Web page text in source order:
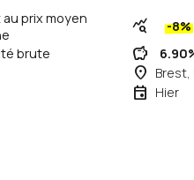
prix moyen
brute
query_stats -8%
savings
place Brest,
event Hier